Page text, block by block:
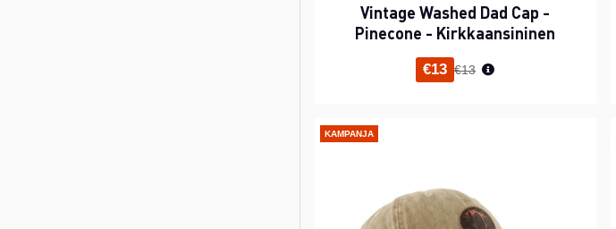
Vintage Washed Dad Cap -
Pinecone - Kirkkaansininen
€13 Normaali hinta
€13
KAMPANJA